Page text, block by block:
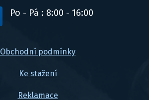
Po - Pá : 8:00 - 16:00
Obchodní podmínky
Ke stažení
Reklamace